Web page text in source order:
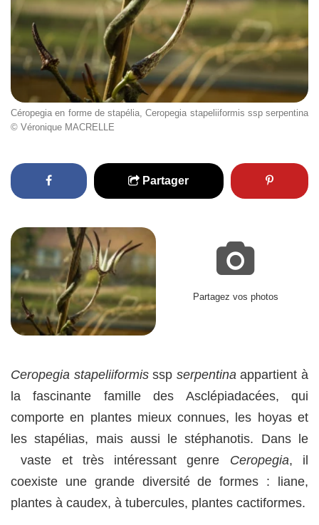
Céropegia en forme de stapélia, Ceropegia stapeliiformis ssp serpentina
© Véronique MACRELLE
Partager
Partagez vos photos
Ceropegia stapeliiformisssp serpentinaappartient à
la fascinante famille des Asclépiadacées, qui
comporte en plantes mieux connues, les hoyas et
les stapélias, mais aussi le stéphanotis. Dans le
vaste et très intéressant genre Ceropegia, il
coexiste une grande diversité de formes : liane,
plantes à caudex, à tubercules, plantes cactiformes.